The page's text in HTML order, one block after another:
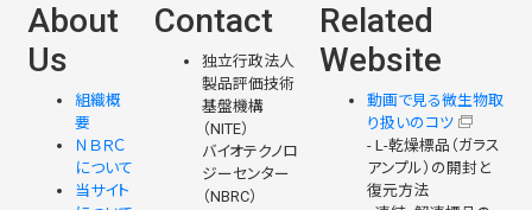
About
Us
組織概
要
ＮＢＲＣ
について
当サイト
Contact
独立行政法人
製品評価技術
基盤機構
（NITE）
バイオテクノロ
ジーセンター
（NBRC）
Related
Website
動画で見る微生物取
り扱いのコツ
- L-乾燥標品（ガラス
アンプル）の開封と
復元方法